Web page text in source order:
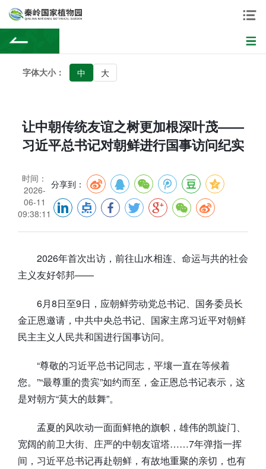
字体大小： 中 大
让中朝传统友谊之树更加根深叶茂——
习近平总书记对朝鲜进行国事访问纪实
时间：
2026-
06-11
09:38:11
分享到：
2026年首次出访，前往山水相连、命运与共的社会
主义友好邻邦——
6月8日至9日，应朝鲜劳动党总书记、国务委员长
金正恩邀请，中共中央总书记、国家主席习近平对朝鲜
民主主义人民共和国进行国事访问。
“尊敬的习近平总书记同志，平壤一直在等候着
您。”“最尊重的贵宾”如约而至，金正恩总书记表示，这
是对朝方“莫大的鼓舞”。
孟夏的风吹动一面面鲜艳的旗帜，雄伟的凯旋门、
宽阔的前卫大街、庄严的中朝友谊塔……7年弹指一挥
间，习近平总书记再赴朝鲜，有故地重聚的亲切，也有